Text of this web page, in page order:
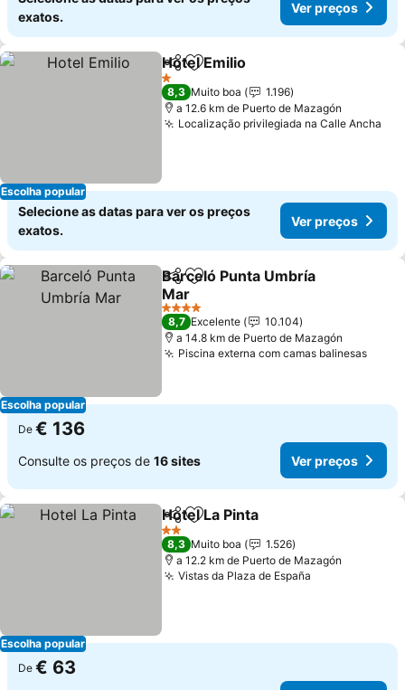
exatos.
Ver preços
Escolha popular
PartilharAdicionar aos favoritos
Hotel Emilio
1 Estrelas
8,3 Muito boa
1.196
a 12.6 km de Puerto de Mazagón
Localização privilegiada na Calle Ancha
Selecione as datas para ver os preços
exatos.
Ver preços
Escolha popular
PartilharAdicionar aos favoritos
Barceló Punta Umbría
Mar
4 Estrelas
8,7 Excelente
10.104
a 14.8 km de Puerto de Mazagón
Piscina externa com camas balinesas
De € 136
Consulte os preços de 16 sites Ver preços
Escolha popular
PartilharAdicionar aos favoritos
Hotel La Pinta
2 Estrelas
8,3 Muito boa
1.526
a 12.2 km de Puerto de Mazagón
Vistas da Plaza de España
De € 63